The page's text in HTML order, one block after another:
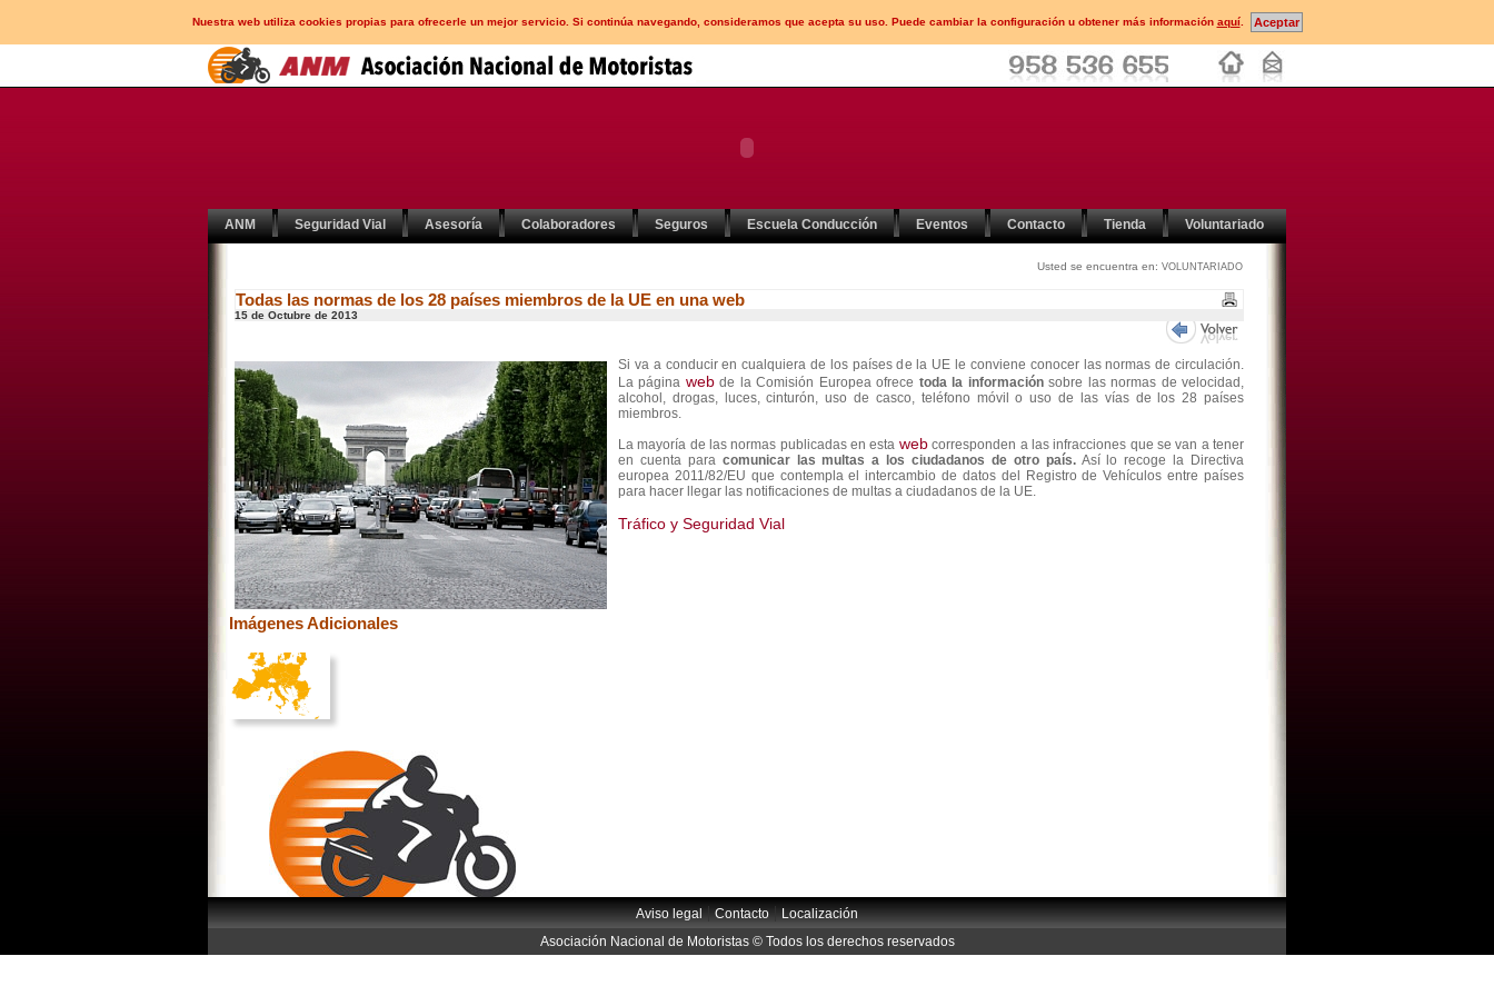
Nuestra web utiliza cookies propias para ofrecerle un mejor servicio. Si continúa navegando, consideramos que acepta su uso. Puede cambiar la configuración u obtener más información aquí.
ANM Seguridad Vial Asesoría Colaboradores Seguros Escuela Conducción Eventos Contacto Tienda Voluntariado
Usted se encuentra en: VOLUNTARIADO
Todas las normas de los 28 países miembros de la UE en una web
15 de Octubre de 2013
Si va a conducir en cualquiera de los países de la UE le conviene conocer las normas de circulación.
La página webde la Comisión Europea ofrece toda la informaciónsobre las normas de velocidad,
alcohol, drogas, luces, cinturón, uso de casco, teléfono móvil o uso de las vías de los 28 países
miembros.
La mayoría de las normas publicadas en esta webcorresponden a las infracciones que se van a tener
en cuenta paracomunicar las multas a los ciudadanos de otro país.Así lo recoge la Directiva
europea 2011/82/EU que contempla el intercambio de datos del Registro de Vehículos entre países
para hacer llegar las notificaciones de multas a ciudadanos de la UE.
Tráfico y Seguridad Vial
Imágenes Adicionales
Aviso legal|Contacto|Localización
Asociación Nacional de Motoristas © Todos los derechos reservados